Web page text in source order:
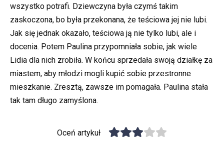
wszystko potrafi. Dziewczyna była czymś takim
zaskoczona, bo była przekonana, że teściowa jej nie lubi.
Jak się jednak okazało, teściowa ją nie tylko lubi, ale i
docenia. Potem Paulina przypomniała sobie, jak wiele
Lidia dla nich zrobiła. W końcu sprzedała swoją działkę za
miastem, aby młodzi mogli kupić sobie przestronne
mieszkanie. Zresztą, zawsze im pomagała. Paulina stała
tak tam długo zamyślona.
Oceń artykuł